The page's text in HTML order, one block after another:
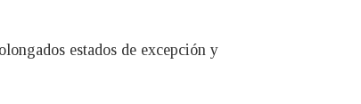
estados de excepción y